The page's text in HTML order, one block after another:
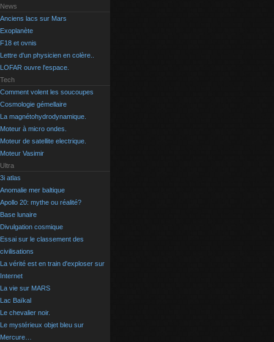
News
Anciens lacs sur Mars
Exoplanète
F18 et ovnis
Lettre d'un physicien en colère..
LOFAR ouvre l'espace.
Tech
Comment volent les soucoupes
Cosmologie gémellaire
La magnétohydrodynamique.
Moteur à micro ondes.
Moteur de satellite electrique.
Moteur Vasimir
Ultra
3i atlas
Anomalie mer baltique
Apollo 20: mythe ou réalité?
Base lunaire
Divulgation cosmique
Essai sur le classement des
civilisations
La vérité est en train d'exploser sur
Internet
La vie sur MARS
Lac Baïkal
Le chevalier noir.
Le mystérieux objet bleu sur
Mercure…